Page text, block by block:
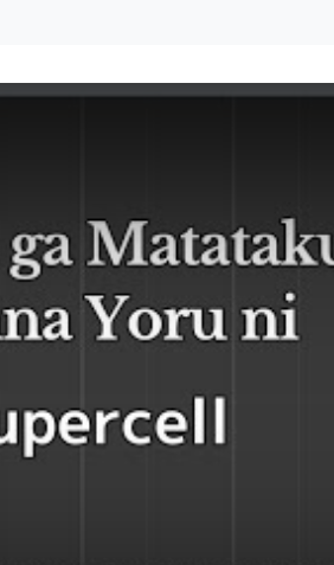
法使いの夜) - supercell